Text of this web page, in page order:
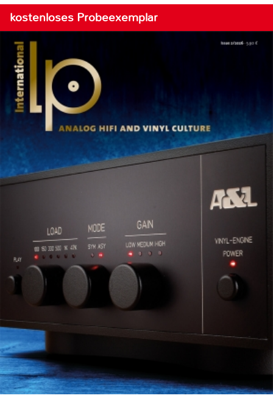
kostenloses Probeexemplar